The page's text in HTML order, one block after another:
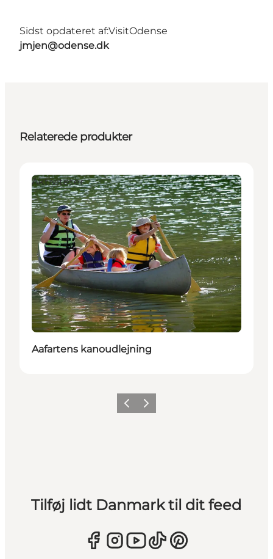
Sidst opdateret af:VisitOdense
jmjen@odense.dk
Relaterede produkter
Aktiviteter
Aafartens kanoudlejning
ForrigeNæste
Tilføj lidt Danmark til dit feed